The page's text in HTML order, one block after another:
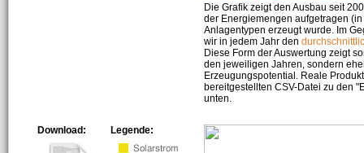
Die Grafik zeigt den Ausbau seit
der Energiemengen aufgetragen
Anlagentypen erzeugt wurde. Im
wir in jedem Jahr den
Diese Form der Auswertung zeigt
den jeweiligen Jahren, sondern
Erzeugungspotential. Reale
bereitgestellten CSV-Datei zu den
unten.
Legende:
Download: